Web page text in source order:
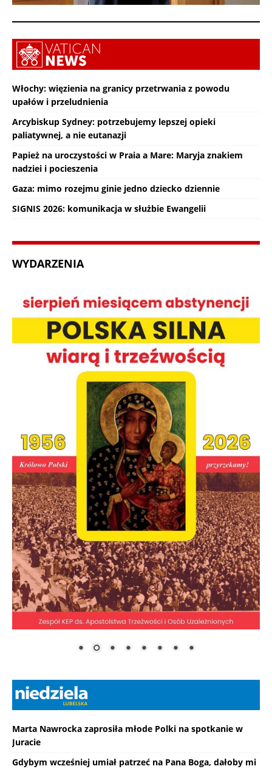
Włochy: więzienia na granicy przetrwania z powodu
upałów i przeludnienia
Arcybiskup Sydney: potrzebujemy lepszej opieki
paliatywnej, a nie eutanazji
Papież na uroczystości w Praia a Mare: Maryja znakiem
nadziei i pocieszenia
Gaza: mimo rozejmu ginie jedno dziecko dziennie
SIGNIS 2026: komunikacja w służbie Ewangelii
WYDARZENIA
Marta Nawrocka zaprosiła młode Polki na spotkanie w
Juracie
Gdybym wcześniej umiał patrzeć na Pana Boga, dałoby mi